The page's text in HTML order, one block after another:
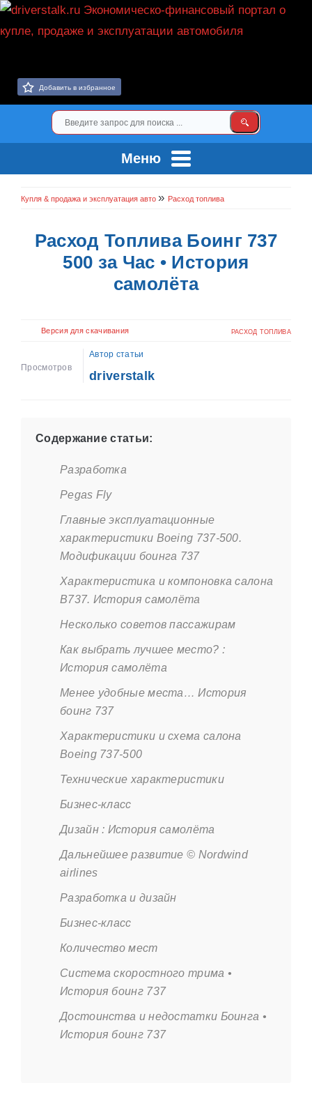
Добавить в избранное
Меню
Купля & продажа и эксплуатация авто » Расход топлива
Расход Топлива Боинг 737
500 за Час • История
самолёта
Версия для скачивания РАСХОД ТОПЛИВА
Просмотров
Автор статьи
driverstalk
Содержание статьи:
Разработка
Pegas Fly
Главные эксплуатационные
характеристики Boеing 737-500.
Модификации боинга 737
Характеристика и компоновка салона
В737. История самолёта
Несколько советов пассажирам
Как выбрать лучшее место? :
История самолёта
Менее удобные места… История
боинг 737
Характеристики и схема салона
Boeing 737-500
Технические характеристики
Бизнес-класс
Дизайн : История самолёта
Дальнейшее развитие © Nordwind
airlines
Разработка и дизайн
Бизнес-класс
Количество мест
Система скоростного трима •
История боинг 737
Достоинства и недостатки Боинга •
История боинг 737